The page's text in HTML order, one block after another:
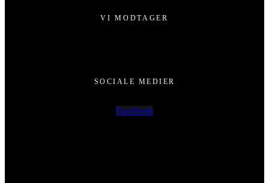
VI MODTAGER
SOCIALE MEDIER
Facebook